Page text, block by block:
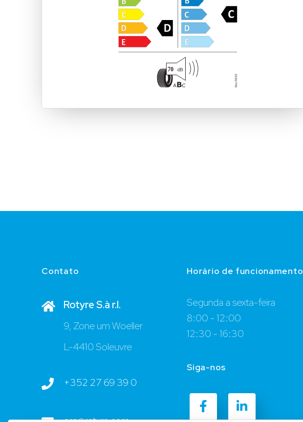
Contato
Rotyre S.à r.l.
9, Zone um Woeller
L-4410 Soleuvre
+352 27 69 39 0
Horário de funcionamento
Segunda a sexta-feira
8:00 - 12:00
12:30 - 16:30
Siga-nos